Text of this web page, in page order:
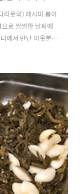
리뭇국) 레시피 봄이
로 쌀쌀한 날씨에
에서 만난 이웃분이
게 끓인 **코다리
국이나 찜 요리에 자
한 국물 맛이 살아나
. ※코다리뭇국 레
pollock)무